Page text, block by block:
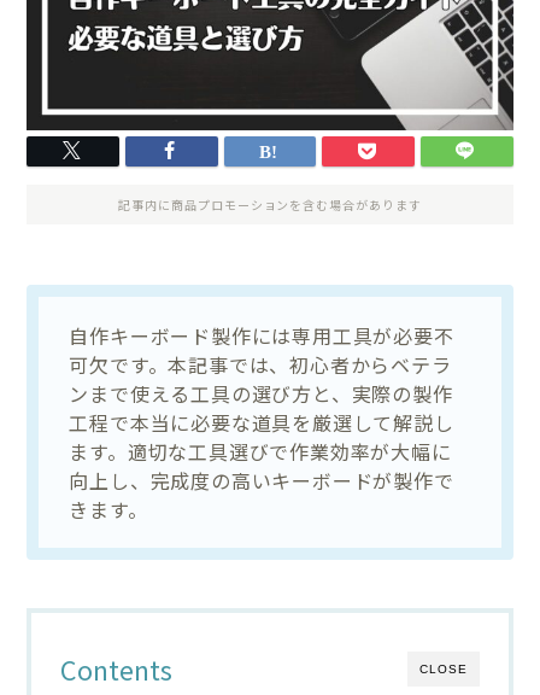
記事内に商品プロモーションを含む場合があります
自作キーボード製作には専用工具が必要不
可欠です。本記事では、初心者からベテラ
ンまで使える工具の選び方と、実際の製作
工程で本当に必要な道具を厳選して解説し
ます。適切な工具選びで作業効率が大幅に
向上し、完成度の高いキーボードが製作で
きます。
CLOSE
Contents